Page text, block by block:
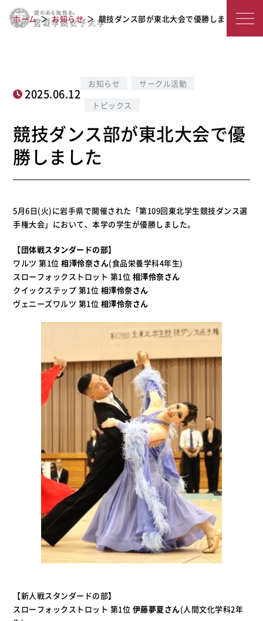
宮
院
女
子
学
競技ダンス部が東北大会で優勝しまし
た
ホーム お知らせ 競技ダンス部が東北大会で優勝しました
2025.06.12
お知らせ
サークル活動
トピックス
競技ダンス部が東北大会で優
勝しました
5月6日(火)に岩手県で開催された「第109回東北学生競技ダンス選
手権大会」において、本学の学生が優勝しました。
【団体戦スタンダードの部】
ワルツ 第1位相澤伶奈さん(食品栄養学科4年生)
スローフォックストロット 第1位 相澤伶奈さん
クイックステップ 第1位 相澤伶奈さん
ヴェニーズワルツ 第1位 相澤伶奈さん
【新人戦スタンダードの部】
スローフォックストロット 第1位 伊藤夢夏さん(人間文化学科2年